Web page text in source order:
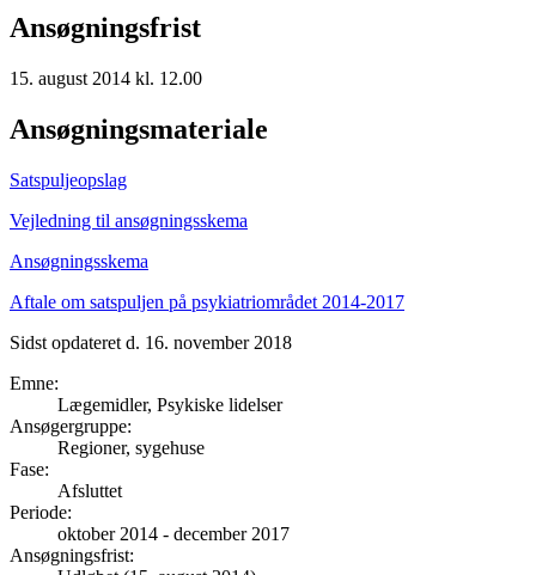
Ansøgningsfrist
15. august 2014 kl. 12.00
Ansøgningsmateriale
Satspuljeopslag
Vejledning til ansøgningsskema
Ansøgningsskema
Aftale om satspuljen på psykiatriområdet 2014-2017
Sidst opdateret d. 16. november 2018
Emne:
Lægemidler, Psykiske lidelser
Ansøgergruppe:
Regioner, sygehuse
Fase:
Afsluttet
Periode:
oktober 2014 - december 2017
Ansøgningsfrist: